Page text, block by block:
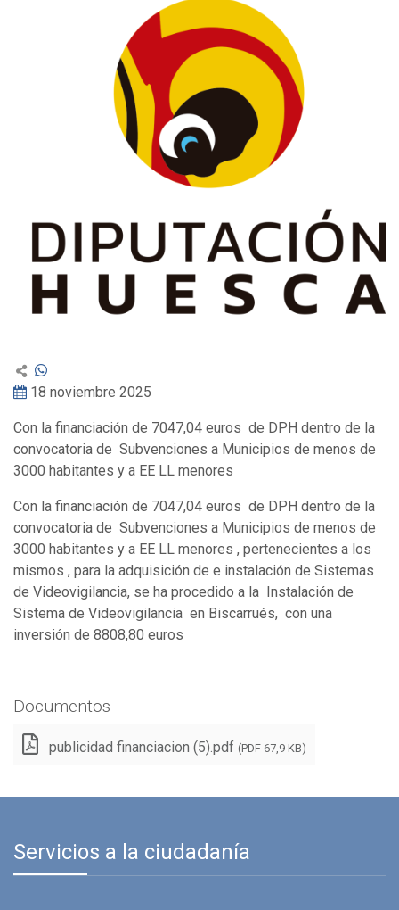
18 noviembre 2025
Con la financiación de 7047,04 euros de DPH dentro de la
convocatoria de Subvenciones a Municipios de menos de
3000 habitantes y a EE LL menores
Con la financiación de 7047,04 euros de DPH dentro de la
convocatoria de Subvenciones a Municipios de menos de
3000 habitantes y a EE LL menores , pertenecientes a los
mismos , para la adquisición de e instalación de Sistemas
de Videovigilancia, se ha procedido a la Instalación de
Sistema de Videovigilancia en Biscarrués, con una
inversión de 8808,80 euros
Documentos
publicidad financiacion (5).pdf (PDF 67,9 KB)
Servicios a la ciudadanía